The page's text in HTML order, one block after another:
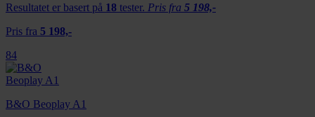
Resultatet er basert på 18 tester. Pris fra 5 198,-
Pris fra 5 198,-
84
B&O Beoplay A1